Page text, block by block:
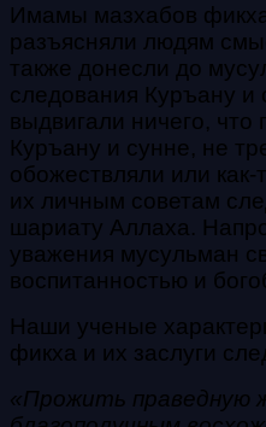
Имамы мазхабов
разъясняли людям
также донесли до
следования Куръану и
выдвигали ничего, что
Куръану и сунне, не
обожествляли или
их личным советам
шариату Аллаха.
уважения мусульман
воспитанностью и
Наши ученые
фикха и их заслуги
«Прожить праведную